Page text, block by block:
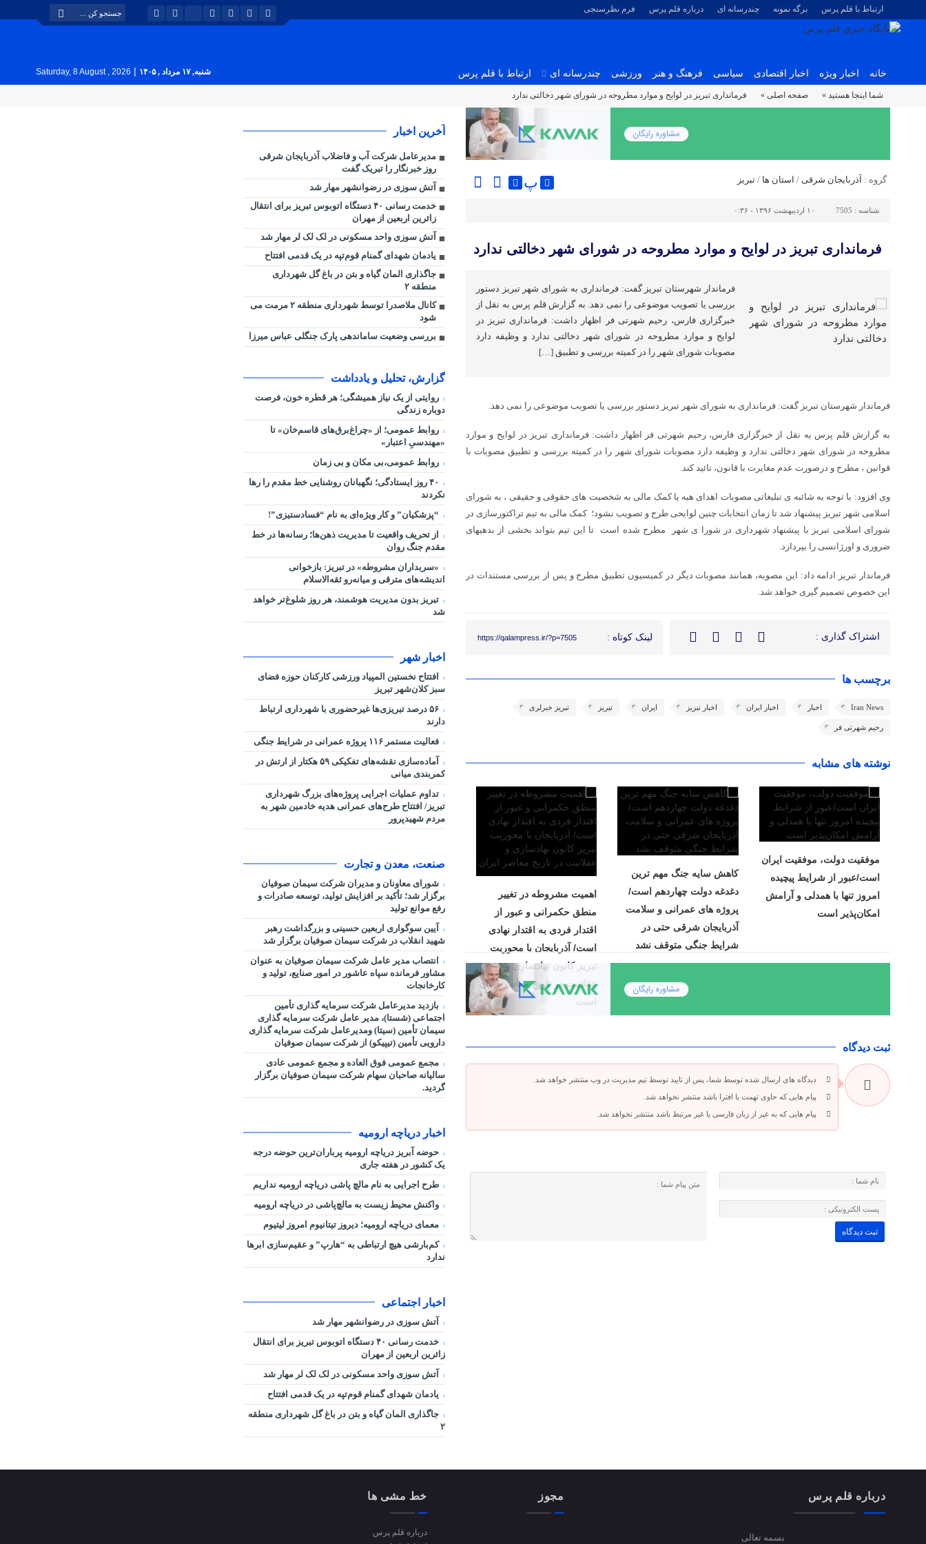
ارتباط با قلم پرس برگه نمونه چندرسانه ای درباره قلم پرس فرم نظرسنجی
خانه اخبار ویژه اخبار اقتصادی سیاسی فرهنگ و هنر ورزشی چندرسانه ای ارتباط با قلم پرس شنبه, ۱۷ مرداد , ۱۴۰۵ |
Saturday, 8 August , 2026
شما اینجا هستید » صفحه اصلی » فرمانداری تبریز در لوایح و موارد مطروحه در شورای شهر دخالتی ندارد
گروه : آذربایجان شرقی / استان ها / تبریز پ
شناسه : 7505 ۱۰ اردیبهشت ۱۳۹۶ - ۰:۳۶
فرمانداری تبریز در لوایح و موارد مطروحه در شورای شهر دخالتی ندارد
فرماندار شهرستان تبریز گفت: فرمانداری به شورای شهر تبریز دستور
بررسی یا تصویب موضوعی را نمی دهد. به گزارش قلم پرس به نقل از
خبرگزاری فارس، رحیم شهرتی فر اظهار داشت: فرمانداری تبریز در
لوایح و موارد مطروحه در شورای شهر دخالتی ندارد و وظیفه دارد
مصوبات شورای شهر را در کمیته بررسی و تطبیق […]
فرماندار شهرستان تبریز گفت: فرمانداری به شورای شهر تبریز دستور بررسی یا تصویب موضوعی را نمی دهد.
به گزارش قلم پرس به نقل از خبرگزاری فارس، رحیم شهرتی فر اظهار داشت: فرمانداری تبریز در لوایح و موارد
مطروحه در شورای شهر دخالتی ندارد و وظیفه دارد مصوبات شورای شهر را در کمیته بررسی و تطبیق مصوبات با
قوانین ، مطرح و درصورت عدم مغایرت با قانون، تائید کند.
وی افزود: با توجه به شائبه ی تبلیغاتی مصوبات اهدای هبه یا کمک مالی به شخصیت های حقوقی و حقیقی ، به شورای
اسلامی شهر تبریز پیشنهاد شد تا زمان انتخابات چنین لوایحی طرح و تصویب نشود؛ کمک مالی به تیم تراکتورسازی در
شورای اسلامی تبریز با پیشنهاد شهرداری در شورا ی شهر مطرح شده است تا این تیم بتواند بخشی از بدهیهای
ضروری و اورژانسی را بپردازد.
فرماندار تبریز ادامه داد: این مصوبه، همانند مصوبات دیگر در کمیسیون تطبیق مطرح و پس از بررسی مستندات در
این خصوص تصمیم گیری خواهد شد.
اشتراک گذاری : لینک کوتاه : https://qalampress.ir/?p=7505
برچسب ها
Iran News اخبار اخبار ایران اخبار تبریز ایران تبریز تبریز خبرلری
رحیم شهرتی فر
نوشته های مشابه
موفقیت دولت، موفقیت ایران
است/عبور از شرایط پیچیده
امروز تنها با همدلی و آرامش
امکان‌پذیر است
کاهش سایه جنگ مهم ‌ترین
دغدغه دولت چهاردهم است/
پروژه ‌های عمرانی و سلامت
آذربایجان شرقی حتی در
شرایط جنگی متوقف نشد
اهمیت مشروطه در تغییر
منطق حکمرانی و عبور از
اقتدار فردی به اقتدار نهادی
است/ آذربایجان با محوریت
تبریز کانون نهادسازی و
عقلانیت در تاریخ معاصر ایران
است
ثبت دیدگاه
دیدگاه های ارسال شده توسط شما، پس از تایید توسط تیم مدیریت در وب منتشر خواهد شد.
پیام هایی که حاوی تهمت یا افترا باشد منتشر نخواهد شد.
پیام هایی که به غیر از زبان فارسی یا غیر مرتبط باشد منتشر نخواهد شد.
آخرین اخبار
مدیرعامل شرکت آب و فاضلاب آذربایجان شرقی
روز خبرنگار را تبریک گفت
آتش سوزی در رضوانشهر مهار شد
خدمت رسانی ۴۰ دستگاه اتوبوس تبریز برای انتقال
زائرین اربعین از مهران
آتش سوزی واحد مسکونی در لک لک لر مهار شد
یادمان شهدای گمنام قوم‌تپه در یک قدمی افتتاح
جاگذاری المان گیاه و بتن در باغ گل شهرداری
منطقه ۲
کانال ملاصدرا توسط شهرداری منطقه ۲ مرمت می
شود
بررسی وضعیت ساماندهی پارک جنگلی عباس میرزا
گزارش، تحلیل و یادداشت
روایتی از یک نیاز همیشگی؛ هر قطره خون، فرصت
دوباره زندگی
روابط عمومی؛ از «چراغ‌برق‌های قاسم‌خان» تا
«مهندسیِ اعتبار»
روابط عمومی،بی مکان و بی زمان
۴۰ روز ایستادگی؛ نگهبانان روشنایی خط مقدم را رها
نکردند
“پزشکیان” و کار ویژه‌ای به نام “فسادستیزی”!
از تحریف واقعیت تا مدیریت ذهن‌ها؛ رسانه‌ها در خط
مقدم جنگ روان
«سربداران مشروطه» در تبریز: بازخوانی
اندیشه‌های مترقی و میانه‌رو ثقه‌الاسلام
تبریز بدون مدیریت هوشمند، هر روز شلوغ‌تر خواهد
شد
اخبار شهر
افتتاح نخستین المپیاد ورزشی کارکنان حوزه فضای
سبز کلان‌شهر تبریز
۵۶ درصد تبریزی‌ها غیرحضوری با شهرداری ارتباط
دارند
فعالیت مستمر ۱۱۶ پروژه عمرانی در شرایط جنگی
آماده‌سازی نقشه‌های تفکیکی ۵۹ هکتار از ارتش در
کمربندی میانی
تداوم عملیات اجرایی پروژه‌های بزرگ شهرداری
تبریز/ افتتاح طرح‌های عمرانی هدیه خادمین شهر به
مردم شهیدپرور
صنعت، معدن و تجارت
شورای معاونان و مدیران شرکت سیمان صوفیان
برگزار شد؛ تأکید بر افزایش تولید، توسعه صادرات و
رفع موانع تولید
آیین سوگواری اربعین حسینی و بزرگداشت رهبر
شهید انقلاب در شرکت سیمان صوفیان برگزار شد
انتصاب مدیر عامل شرکت سیمان صوفیان به عنوان
مشاور فرمانده سپاه عاشور در امور صنایع، تولید و
کارخانجات
بازدید مدیرعامل شرکت سرمایه گذاری تأمین
اجتماعی (شستا)، مدیر عامل شرکت سرمایه گذاری
سیمان تأمین (سیتا) ومدیرعامل شرکت سرمایه گذاری
دارویی تأمین (تیپیکو) از شرکت سیمان صوفیان
مجمع عمومی فوق العاده و مجمع عمومی عادی
سالیانه صاحبان سهام شرکت سیمان صوفیان برگزار
گردید.
اخبار دریاچه ارومیه
حوضه آبریز دریاچه ارومیه پرباران‌ترین حوضه‌ درجه
یک کشور در هفته جاری
طرح اجرایی به نام مالچ پاشی دریاچه ارومیه نداریم
واکنش محیط زیست به مالچ‌پاشی در دریاچه ارومیه
معمای دریاچه ارومیه؛ دیروز تیتانیوم امروز لیتیوم
کم‌بارشی هیچ ارتباطی به “هارپ” و عقیم‌سازی ابرها
ندارد
اخبار اجتماعی
آتش سوزی در رضوانشهر مهار شد
خدمت رسانی ۴۰ دستگاه اتوبوس تبریز برای انتقال
زائرین اربعین از مهران
آتش سوزی واحد مسکونی در لک لک لر مهار شد
یادمان شهدای گمنام قوم‌تپه در یک قدمی افتتاح
جاگذاری المان گیاه و بتن در باغ گل شهرداری منطقه
۲
درباره قلم پرس
بسمه تعالی
مجوز خط مشی ها
درباره قلم پرس